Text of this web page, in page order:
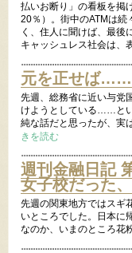
払いお断り」の看板を掲
20％）。街中のATMは続
く、住人に聞けば、最後
キャッシュレス社会は、
元を正せば……
先週、総務省に近い与党
けようとしている……と
純な話だと思ったが、実
きを読む
週刊金融日記
女子校だった
先週の関東地方ではスギ
いところでした。日本に
なのか、いまのところ花